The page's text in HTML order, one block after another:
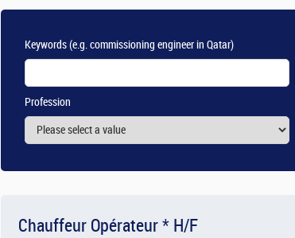
Keywords(e.g. commissioning engineer in Qatar)
Profession
Chauffeur Opérateur * H/F